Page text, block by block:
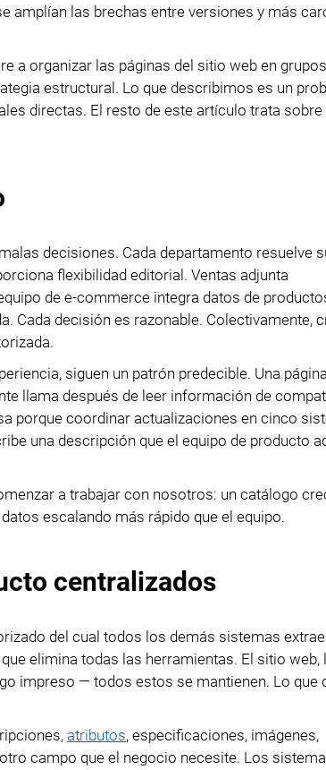
amplían las brechas entre versiones y más
a organizar las páginas del sitio web en grupos
estructural. Lo que describimos es un
directas. El resto de este artículo trata sobre
decisiones. Cada departamento resuelve
flexibilidad editorial. Ventas adjunta
de e-commerce integra datos de
Cada decisión es razonable. Colectivamente,
siguen un patrón predecible. Una
llama después de leer información de
porque coordinar actualizaciones en cinco
una descripción que el equipo de producto
a trabajar con nosotros: un catálogo
escalando más rápido que el equipo.
centralizados
del cual todos los demás sistemas
elimina todas las herramientas. El sitio web,
impreso — todos estos se mantienen. Lo que
atributos, especificaciones, imágenes,
campo que el negocio necesite. Los